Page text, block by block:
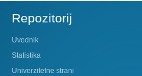
Repozitorij
Uvodnik
Statistika
Univerzitetne strani